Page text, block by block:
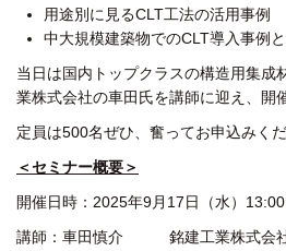
用途別に見るCLT工法の活用事例
中大規模建築物でのCLT導入事例
当日は国内トップクラスの構造用集成
業株式会社の車田氏を講師に迎え、開
定員は500名ぜひ、奮ってお申込みくだ
＜セミナー概要＞
開催日時：2025年9月17日（水）
講師：車田慎介 銘建工業株式会